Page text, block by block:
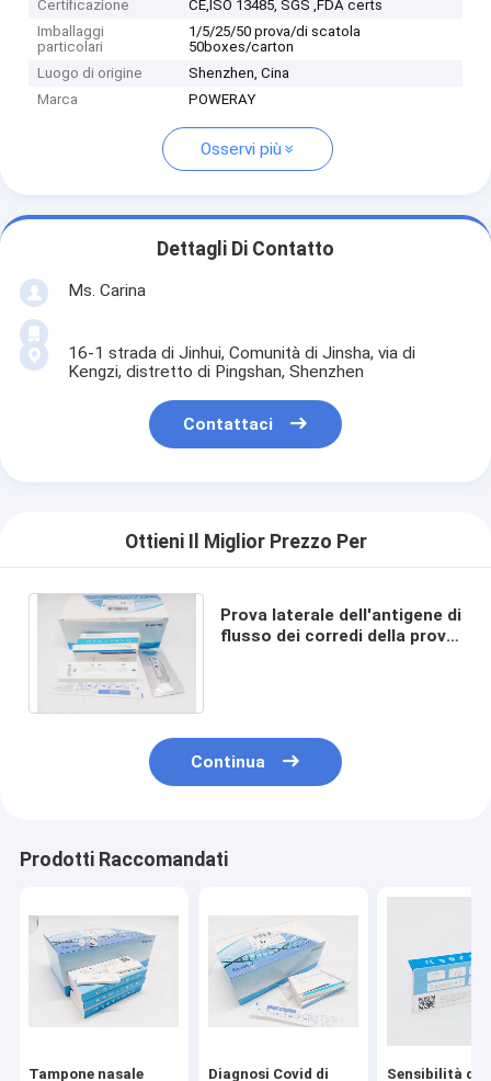
Certificazione
CE,ISO 13485, SGS ,FDA certs
Imballaggi
particolari
1/5/25/50 prova/di scatola
50boxes/carton
Luogo di origine
Shenzhen, Cina
Marca
POWERAY
Osservi più
Dettagli Di Contatto
Ms. Carina
16-1 strada di Jinhui, Comunità di Jinsha, via di
Kengzi, distretto di Pingshan, Shenzhen
Contattaci
Ottieni Il Miglior Prezzo Per
Prova laterale dell'antigene di
flusso dei corredi della prova
Continua
Prodotti Raccomandati
Tampone nasale Diagnosi Covid di Sensibilità dei